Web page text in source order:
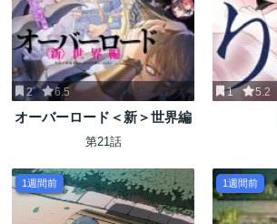
2 6.5
オーバーロード＜新＞世界編
第21話
1 5.2
1週間前 1週間前